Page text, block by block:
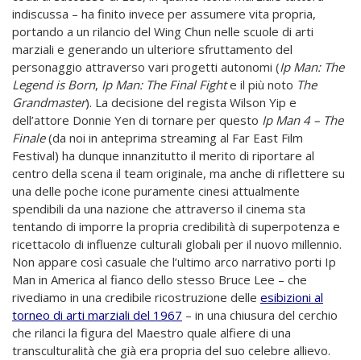
indiscussa – ha finito invece per assumere vita propria,
portando a un rilancio del Wing Chun nelle scuole di arti
marziali e generando un ulteriore sfruttamento del
personaggio attraverso vari progetti autonomi (Ip Man: The
Legend is Born, Ip Man: The Final Fighte il più noto The
Grandmaster). La decisione del regista Wilson Yip e
dell’attore Donnie Yen di tornare per questo Ip Man 4 – The
Finale(da noi in anteprima streaming al Far East Film
Festival) ha dunque innanzitutto il merito di riportare al
centro della scena il team originale, ma anche di riflettere su
una delle poche icone puramente cinesi attualmente
spendibili da una nazione che attraverso il cinema sta
tentando di imporre la propria credibilità di superpotenza e
ricettacolo di influenze culturali globali per il nuovo millennio.
Non appare così casuale che l’ultimo arco narrativo porti Ip
Man in America al fianco dello stesso Bruce Lee – che
rivediamo in una credibile ricostruzione delle esibizioni al
torneo di arti marziali del 1967 – in una chiusura del cerchio
che rilanci la figura del Maestro quale alfiere di una
transculturalità che già era propria del suo celebre allievo.